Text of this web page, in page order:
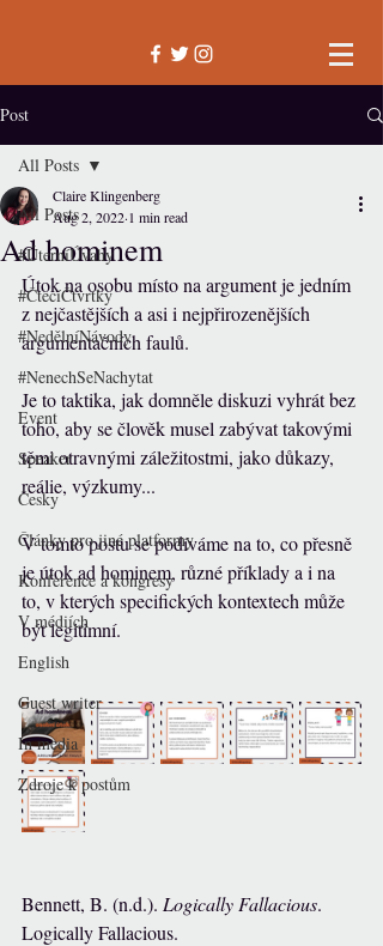
Post
All Posts
#ÚterníÚvahy
#ČtecíČtvrtky
#NedělníNávody
#NenechSeNachytat
Event
Speaker
Česky
Články pro jiné platformy
Konference a kongresy
V médiích
English
Guest writer
In media
Zdroje k postům
All Posts
Ad hominem
Claire Klingenberg
Aug 2, 2022 1 min read
Útok na osobu místo na argument je jedním
z nejčastějších a asi i nejpřirozenějších
argumentačních faulů.
Je to taktika, jak domněle diskuzi vyhrát bez
toho, aby se člověk musel zabývat takovými
těmi otravnými záležitostmi, jako důkazy,
reálie, výzkumy...
V tomto postu se podíváme na to, co přesně
je útok ad hominem, různé příklady a i na
to, v kterých specifických kontextech může
být legitimní.
Bennett, B. (n.d.). Logically Fallacious.
Logically Fallacious.